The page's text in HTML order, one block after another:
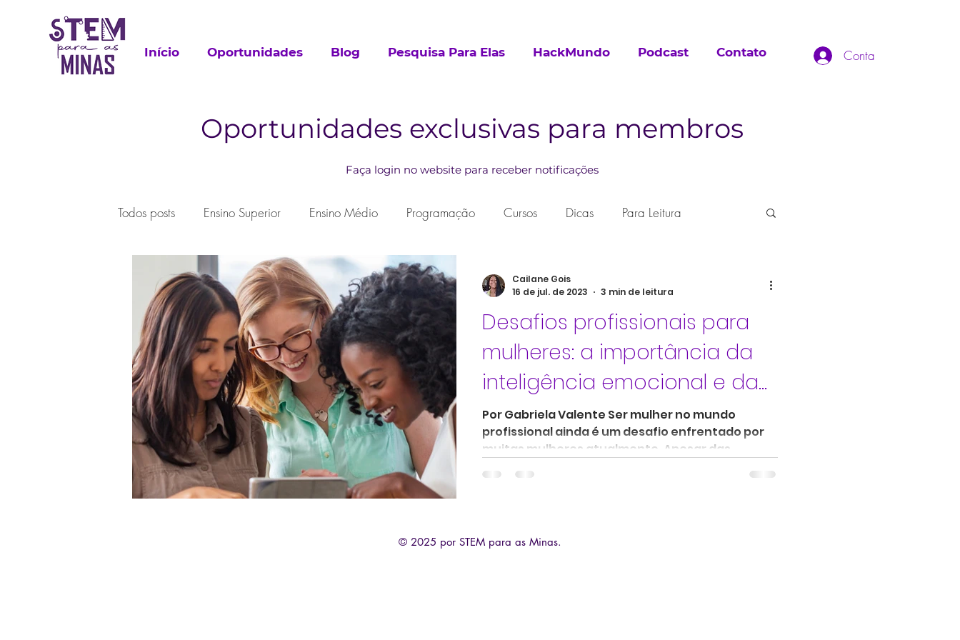
Início Oportunidades Blog Pesquisa Para Elas HackMundo Podcast Contato Conta
Oportunidades exclusivas para membros
Faça login no website para receber notificações
Todos posts Ensino Superior Ensino Médio Programação Cursos Dicas Para Leitura
Trabalho Pesquisa Extracurricular
Desafios profissionais para
mulheres: a importância da
inteligência emocional e da
rede de apoio
Por Gabriela Valente Ser mulher no mundo
profissional ainda é um desafio enfrentado por
muitas mulheres atualmente. Apesar das
Cailane Gois
16 de jul. de 2023
3 min de leitura
© 2025 por STEM para as Minas.